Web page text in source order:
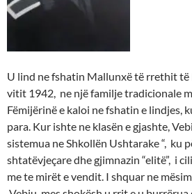
U lind ne fshatin Mallunxë të rrethit të
vitit 1942, ne një familje tradicionale
Fëmijërinë e kaloi ne fshatin e lindjes,
para. Kur ishte ne klasën e gjashte,
sistemua ne Shkollën Ushtarake “, ku
shtatëvjeçare dhe gjimnazin “elitë”, i
me te mirët e vendit. I shquar ne